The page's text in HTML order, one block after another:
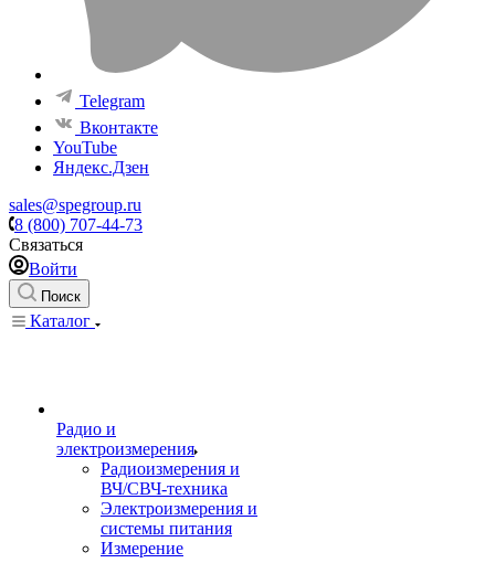
Telegram
Вконтакте
YouTube
Яндекс.Дзен
sales@spegroup.ru
8 (800) 707-44-73
Связаться
Войти
Поиск
Каталог
Радио и
электроизмерения
Радиоизмерения и
ВЧ/СВЧ-техника
Электроизмерения и
системы питания
Измерение